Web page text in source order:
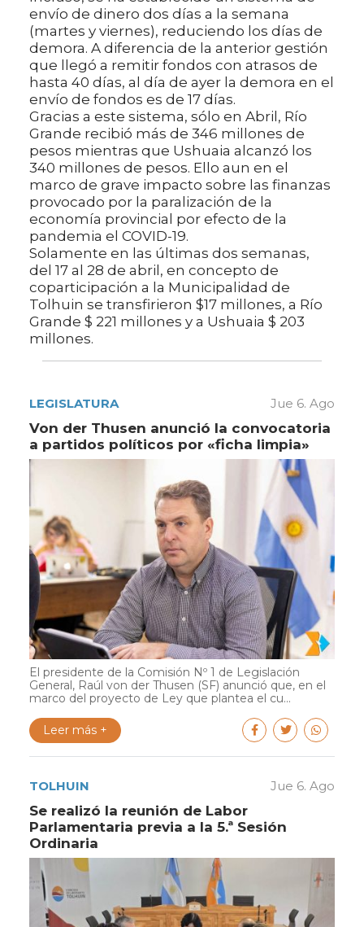
envío de dinero dos días a la semana
(martes y viernes), reduciendo los días de
demora. A diferencia de la anterior gestión
que llegó a remitir fondos con atrasos de
hasta 40 días, al día de ayer la demora en el
envío de fondos es de 17 días.
Gracias a este sistema, sólo en Abril, Río
Grande recibió más de 346 millones de
pesos mientras que Ushuaia alcanzó los
340 millones de pesos. Ello aun en el
marco de grave impacto sobre las finanzas
provocado por la paralización de la
economía provincial por efecto de la
pandemia el COVID-19.
Solamente en las últimas dos semanas,
del 17 al 28 de abril, en concepto de
coparticipación a la Municipalidad de
Tolhuin se transfirieron $17 millones, a Río
Grande $ 221 millones y a Ushuaia $ 203
millones.
LEGISLATURA Jue 6. Ago
Von der Thusen anunció la convocatoria
a partidos políticos por «ficha limpia»
El presidente de la Comisión Nº 1 de Legislación
General, Raúl von der Thusen (SF) anunció que, en el
marco del proyecto de Ley que plantea el cu...
Leer más +
TOLHUIN Jue 6. Ago
Se realizó la reunión de Labor
Parlamentaria previa a la 5.ª Sesión
Ordinaria